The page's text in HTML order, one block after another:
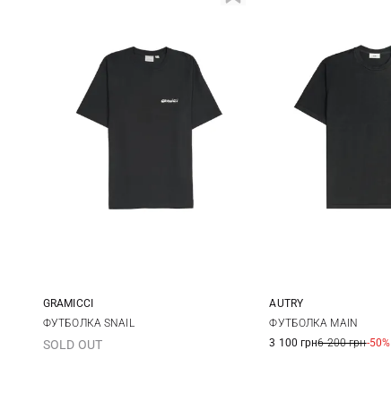
S M
GRAMICCI
ФУТБОЛКА SNAIL
SOLD OUT
XS S
AUTRY
ФУТБОЛКА MAIN
3 100 грн6 200 грн-50%